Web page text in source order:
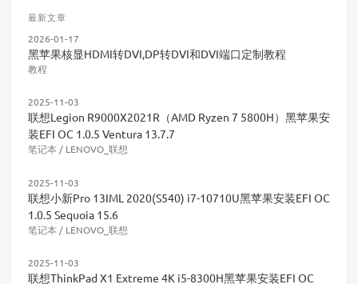
最新文章
2026-01-17
黑苹果核显HDMI转DVI,DP转DVI和DVI端口定制教程
教程
2025-11-03
联想Legion R9000X2021R（AMD Ryzen 7 5800H）黑苹果安
装EFI OC 1.0.5 Ventura 13.7.7
笔记本 / LENOVO_联想
2025-11-03
联想小新Pro 13IML 2020(S540) i7-10710U黑苹果安装EFI OC
1.0.5 Sequoia 15.6
笔记本 / LENOVO_联想
2025-11-03
联想ThinkPad X1 Extreme 4K i5-8300H黑苹果安装EFI OC